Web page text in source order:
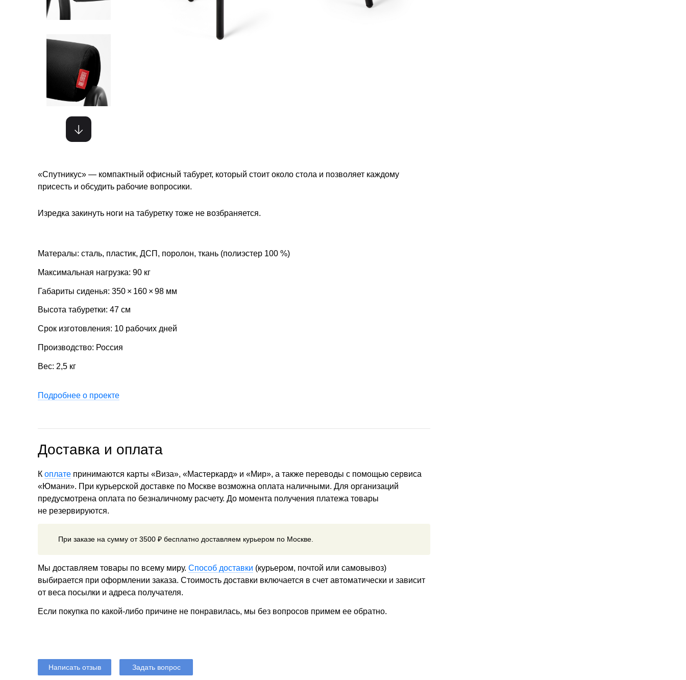
«Спутникус» — компактный офисный табурет, который стоит около стола и позволяет каждому
присесть и обсудить рабочие вопросики.
Изредка закинуть ноги на табуретку тоже не возбраняется.
Матералы: сталь, пластик, ДСП, поролон, ткань (полиэстер 100 %)
Максимальная нагрузка: 90 кг
Габариты сиденья: 350 × 160 × 98 мм
Высота табуретки: 47 см
Срок изготовления: 10 рабочих дней
Производство: Россия
Вес: 2,5 кг
Подробнее о проекте
Доставка и оплата
К оплате принимаются карты «Виза», «Мастеркард» и «Мир», а также переводы с помощью сервиса
«Юмани». При курьерской доставке по Москве возможна оплата наличными. Для организаций
предусмотрена оплата по безналичному расчету. До момента получения платежа товары
не резервируются.
При заказе на сумму от 3500 ₽ бесплатно доставляем курьером по Москве.
Мы доставляем товары по всему миру. Способ доставки (курьером, почтой или самовывоз)
выбирается при оформлении заказа. Стоимость доставки включается в счет автоматически и зависит
от веса посылки и адреса получателя.
Если покупка по какой-либо причине не понравилась, мы без вопросов примем ее обратно.
Написать отзыв Задать вопрос